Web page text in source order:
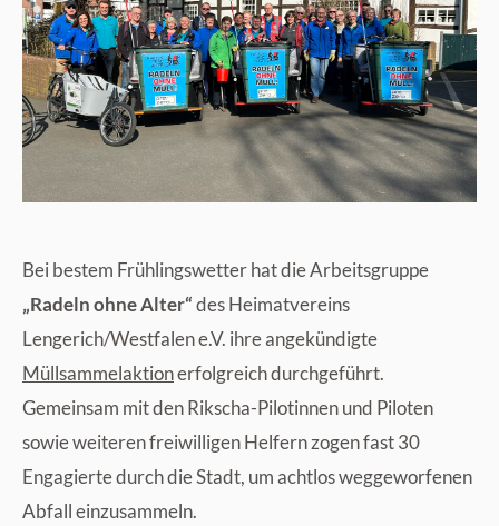
Bei bestem Frühlingswetter hat die Arbeitsgruppe
„Radeln ohne Alter“des Heimatvereins
Lengerich/Westfalen e.V. ihre angekündigte
Müllsammelaktionerfolgreich durchgeführt.
Gemeinsam mit den Rikscha-Pilotinnen und Piloten
sowie weiteren freiwilligen Helfern zogen fast 30
Engagierte durch die Stadt, um achtlos weggeworfenen
Abfall einzusammeln.